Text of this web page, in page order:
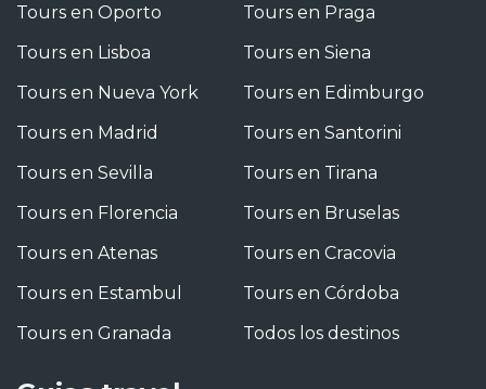
Tours en Oporto
Tours en Lisboa
Tours en Nueva York
Tours en Madrid
Tours en Sevilla
Tours en Florencia
Tours en Atenas
Tours en Estambul
Tours en Granada
Tours en Praga
Tours en Siena
Tours en Edimburgo
Tours en Santorini
Tours en Tirana
Tours en Bruselas
Tours en Cracovia
Tours en Córdoba
Todos los destinos